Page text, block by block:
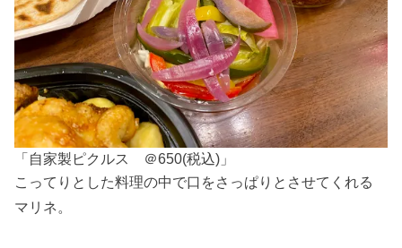
「自家製ピクルス ＠650(税込)」
こってりとした料理の中で口をさっぱりとさせてくれる
マリネ。